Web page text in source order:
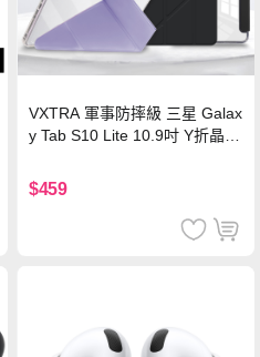
VXTRA 軍事防摔級 三星 Galax
y Tab S10 Lite 10.9吋 Y折晶透
$459